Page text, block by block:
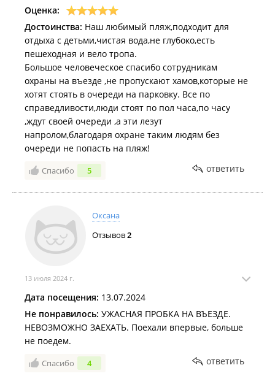
Амурские маки зацвели среди камней на Русском острове.
Жители Владивостока покрасили деревянную лису Владу на
Ахлёстышева.
Как пляжи Владивостока встречают лето и первых
отдыхающих
Жителям Владивостока предлагают разработать проект арт-
объекта для мыса Ахлёстышева.
Жители Владивостока начали готовить пляж Ахлёстышева к
.
2024 год
На время ВЭФ на Ахлёстышева закроют нижнюю парковку.
Фестиваль воздушных змеев прошёл на Ахлёстышева в
честь Дня флага
На фестивале пляжных видов спорта во Владивостоке
На Ахлёстышева хотят запустить экскурсионный электробус.
Пляжи для купания и места для загорания: где можно
отдохнуть у моря во Владивостоке.
Спортсмены-стронгмены открыли пляжный сезон во
Владивостоке.
Оценка:
Достоинства: Наш любимый пляж,подходит для
отдыха с детьми,чистая вода,не глубоко,есть
пешеходная и вело тропа.
Большое человеческое спасибо сотрудникам
охраны на въезде ,не пропускают хамов,которые не
хотят стоять в очереди на парковку. Все по
справедливости,люди стоят по пол часа,по часу
,ждут своей очереди ,а эти лезут
напролом,благодаря охране таким людям без
очереди не попасть на пляж!
Спасибо 5 ответить
Оксана
Отзывов2
13 июля 2024 г.
Дата посещения: 13.07.2024
Не понравилось: УЖАСНАЯ ПРОБКА НА ВЪЕЗДЕ.
НЕВОЗМОЖНО ЗАЕХАТЬ. Поехали впервые, больше
не поедем.
Спасибо 4 ответить